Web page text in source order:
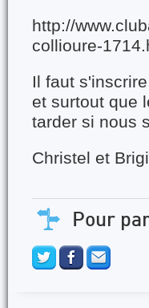
http://
collioure-
Il faut
et surtout que
tarder si nous
Christel et
Pour